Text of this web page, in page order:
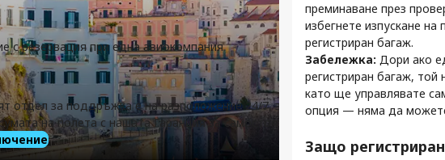
с резервация при една авиокомпания
отдел за поддръжка е на разположение 24/7, за да направи нова
на полета с нашата Гаранция за самостоятелно прехвърляне.
Какво означава
Вашето
Един полет = едно
Ако имате три
за всеки етап от
Всяка
Часовете за
различават. Винаги
с която летите.
преминаване през
избегнете изпускане
регистриран багаж.
Забележка: Дори ако
регистриран багаж,
като ще управлявате
опция — няма да
Защо